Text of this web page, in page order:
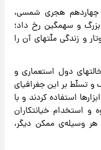
هجری شمسی،
و سهمگین رخ داد؛
و زندگی ملّتهای آن را
دول استعماری و
بر این جغرافیای
استفاده کردند و با
استخدام خیانتکاران
هر وسیله‌ی ممکن دیگر،